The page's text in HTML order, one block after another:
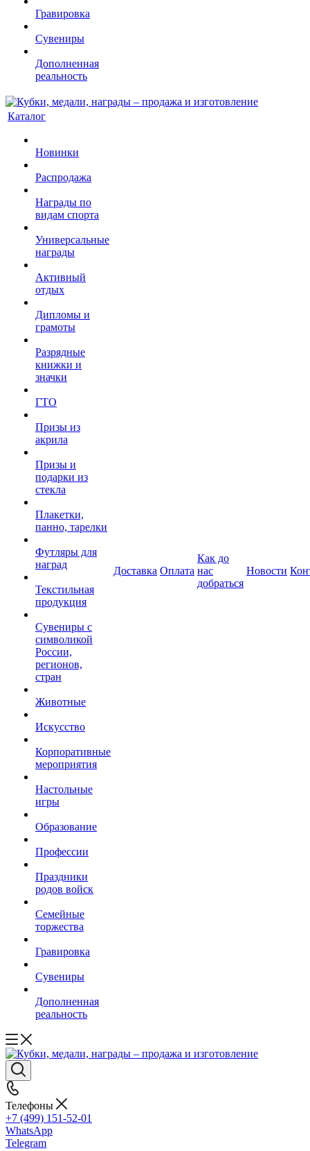
Гравировка
Сувениры
Дополненная
реальность
Каталог
Новинки
Распродажа
Награды по
видам спорта
Универсальные
награды
Активный
отдых
Дипломы и
грамоты
Разрядные
книжки и
значки
ГТО
Призы из
акрила
Призы и
подарки из
стекла
Плакетки,
панно, тарелки
Футляры для
наград
Текстильная
продукция
Сувениры с
символикой
России,
регионов,
стран
Животные
Искусство
Корпоративные
мероприятия
Настольные
игры
Образование
Профессии
Праздники
родов войск
Семейные
торжества
Гравировка
Сувениры
Дополненная
реальность
Доставка Оплата
Как до
нас
добраться
Новости
Телефоны
+7 (499) 151-52-01
WhatsApp
Telegram